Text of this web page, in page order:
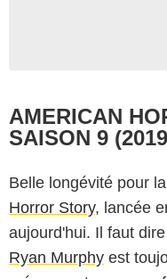
AMERICAN
SAISON 9
Belle longévité pour
Horror Story, lancée
aujourd'hui. Il faut
Ryan Murphy est